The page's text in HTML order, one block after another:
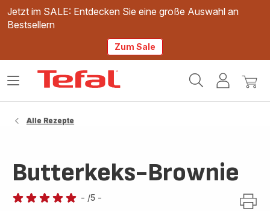
Jetzt im SALE: Entdecken Sie eine große Auswahl an
Bestsellern
Zum Sale
Mein
Mein
Das
Alle Rezepte
Butterkeks-Brownie
- /5 -